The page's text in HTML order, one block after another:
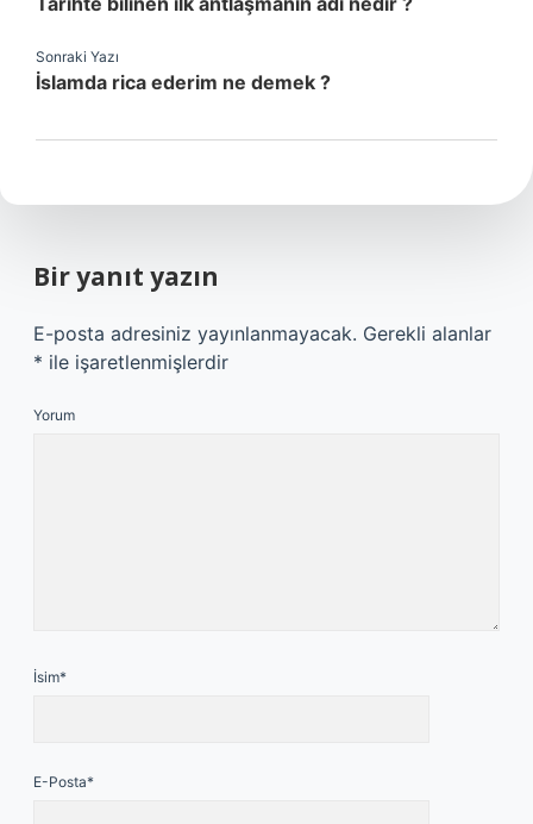
Sonraki Yazı
İslamda rica ederim ne demek ?
Bir yanıt yazın
E-posta adresiniz yayınlanmayacak. Gerekli alanlar
* ile işaretlenmişlerdir
Yorum
İsim*
E-Posta*